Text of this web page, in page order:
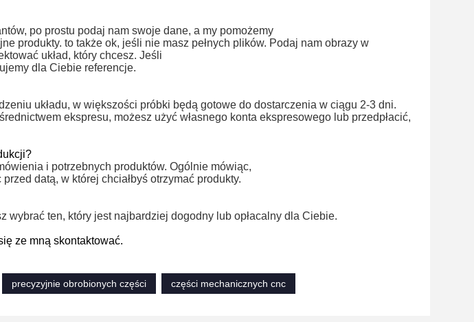
po prostu podaj nam swoje dane, a my pomożemy
produkty. to także ok, jeśli nie masz pełnych plików. Podaj nam obrazy w
układ, który chcesz. Jeśli
dla Ciebie referencje.
układu, w większości próbki będą gotowe do dostarczenia w ciągu 2-3 dni.
ekspresu, możesz użyć własnego konta ekspresowego lub przedpłacić,
i potrzebnych produktów. Ogólnie mówiąc,
datą, w której chciałbyś otrzymać produkty.
wybrać ten, który jest najbardziej dogodny lub opłacalny dla Ciebie.
ze mną skontaktować.
precyzyjnie obrobionych części części mechanicznych cnc